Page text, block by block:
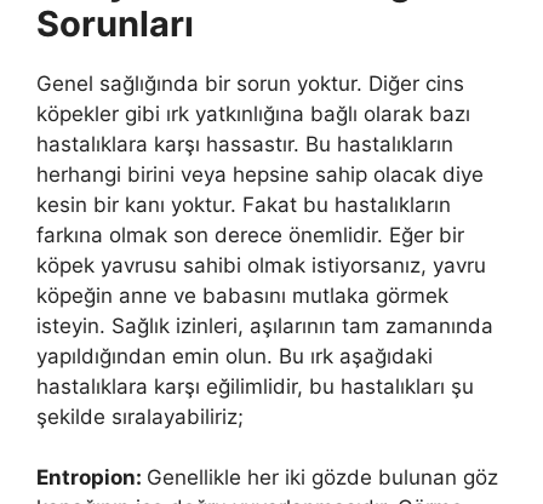
Sorunları
Genel sağlığında bir sorun yoktur. Diğer cins
köpekler gibi ırk yatkınlığına bağlı olarak bazı
hastalıklara karşı hassastır. Bu hastalıkların
herhangi birini veya hepsine sahip olacak diye
kesin bir kanı yoktur. Fakat bu hastalıkların
farkına olmak son derece önemlidir. Eğer bir
köpek yavrusu sahibi olmak istiyorsanız, yavru
köpeğin anne ve babasını mutlaka görmek
isteyin. Sağlık izinleri, aşılarının tam zamanında
yapıldığından emin olun. Bu ırk aşağıdaki
hastalıklara karşı eğilimlidir, bu hastalıkları şu
şekilde sıralayabiliriz;
Entropion: Genellikle her iki gözde bulunan göz